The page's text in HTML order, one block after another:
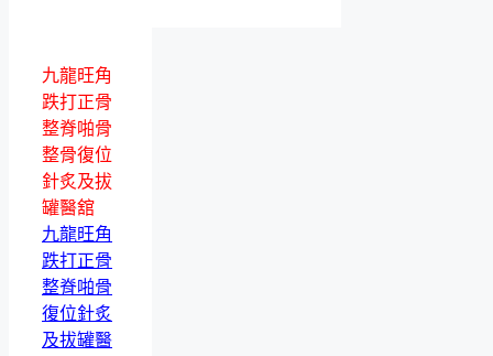
九龍旺角
跌打正骨
整脊啪骨
整骨復位
針炙及拔
罐醫舘
九龍旺角
跌打正骨
整脊啪骨
復位針炙
及拔罐醫